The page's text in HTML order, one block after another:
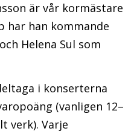
är vår kormästare
har han kommande
och Helena Sul som
i konserterna
(vanligen 12–
verk). Varje